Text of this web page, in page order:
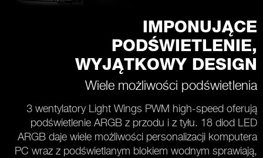
IMPONUJĄCE
PODŚWIETLENIE,
WYJĄTKOWY DESIGN
Wiele możliwości podświetlenia
3 wentylatory Light Wings PWM high-speed oferują
podświetlenie ARGB z przodu i z tyłu. 18 diod LED
ARGB daje wiele możliwości personalizacji komputera
PC wraz z podświetlanym blokiem wodnym sprawiają,